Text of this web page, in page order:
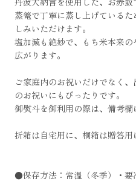
蒸篭で丁寧に蒸し上げている
しみいただけます。
塩加減も絶妙で、もち米本来
広がります。
ご家庭内のお祝いだけでなく
のお祝いにもぴったりです。
御熨斗を御利用の際は、備考欄
折箱は自宅用に、桐箱は贈答用
●保存方法：常温（冬季）・要